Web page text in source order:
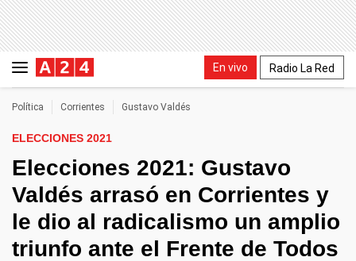
En vivo Radio La Red
Política Corrientes Gustavo Valdés
ELECCIONES 2021
Elecciones 2021: Gustavo
Valdés arrasó en Corrientes y
le dio al radicalismo un amplio
triunfo ante el Frente de Todos